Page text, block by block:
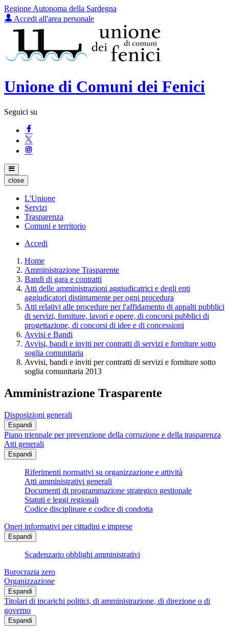
Regione Autonoma della Sardegna
Accedi all'area personale
Unione di Comuni dei Fenici
Seguici su
close
L'Unione
Servizi
Trasparenza
Comuni e territorio
Accedi
Home
Amministrazione Trasparente
Bandi di gara e contratti
Atti delle amministrazioni aggiudicatrici e degli enti
aggiudicatori distintamente per ogni procedura
Atti relativi alle procedure per l'affidamento di appalti pubblici
di servizi, forniture, lavori e opere, di concorsi pubblici di
progettazione, di concorsi di idee e di concessioni
Avvisi e Bandi
Avvisi, bandi e inviti per contratti di servizi e forniture sotto
soglia comunitaria
Avvisi, bandi e inviti per contratti di servizi e forniture sotto
soglia comunitaria 2013
Amministrazione Trasparente
Disposizioni generali
Espandi
Piano triennale per prevenzione della corruzione e della trasparenza
Atti generali
Espandi
Riferimenti normativi su organizzazione e attività
Atti amministrativi generali
Documenti di programmazione strategico gestionale
Statuti e leggi regionali
Codice disciplinare e codice di condotta
Oneri informativi per cittadini e imprese
Espandi
Scadenzario obblighi amministrativi
Burocrazia zero
Organizzazione
Espandi
Titolari di incarichi politici, di amministrazione, di direzione o di
governo
Espandi